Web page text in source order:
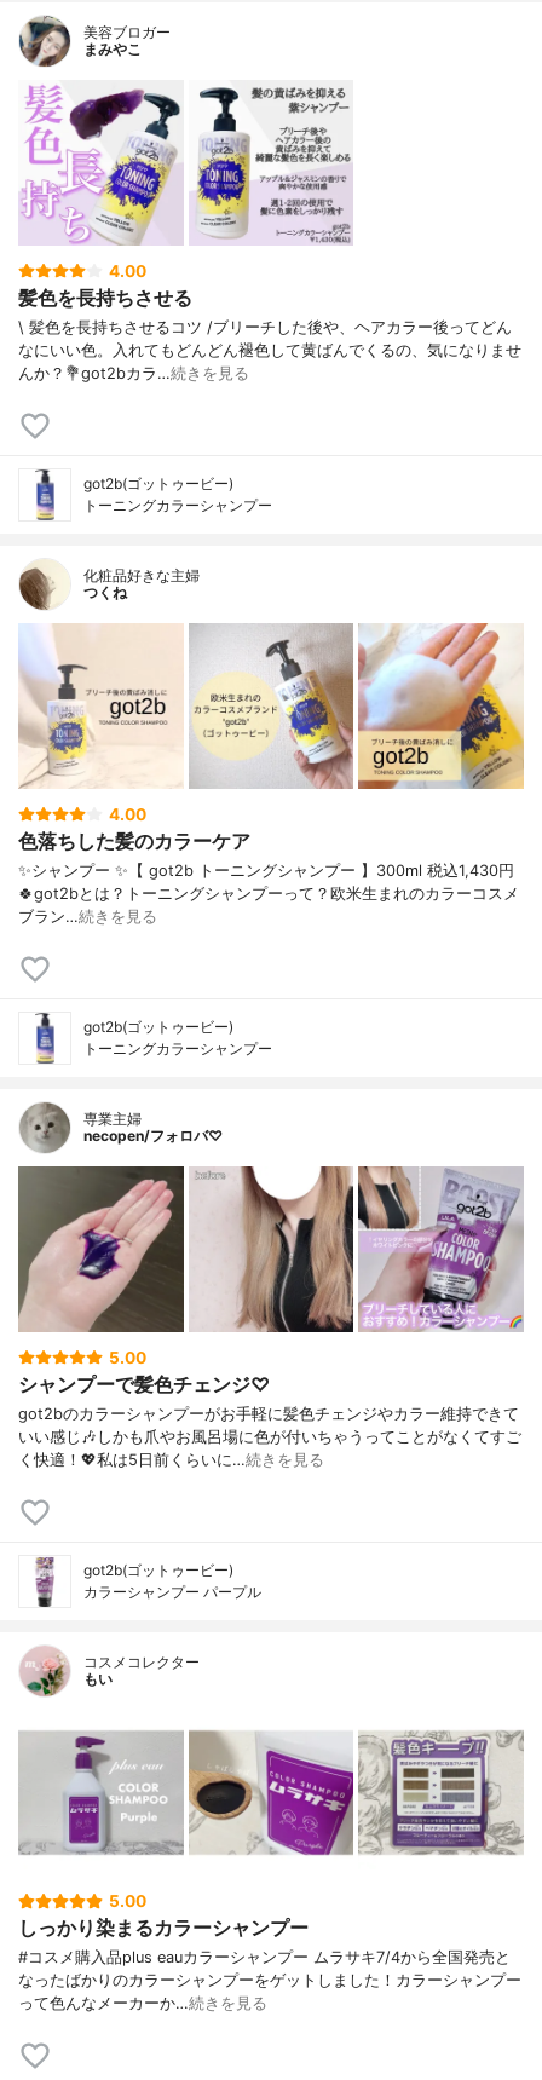
美容ブロガー
まみやこ
4.00
髪色を長持ちさせる
\ 髪色を長持ちさせるコツ /⁡ブリーチした後や、ヘアカラー後ってどん
なにいい色。入れてもどんどん褪色して黄ばんでくるの、気になりませ
んか？⁡⁡💐got2bカラ…続きを見る
got2b(ゴットゥービー)
トーニングカラーシャンプー
化粧品好きな主婦
つくね
4.00
色落ちした髪のカラーケア
✨シャンプー ✨【 got2b トーニングシャンプー 】300ml 税込1,430円
🍀got2bとは？トーニングシャンプーって？欧米生まれのカラーコスメ
ブラン…続きを見る
got2b(ゴットゥービー)
トーニングカラーシャンプー
専業主婦
necopen/フォロバ♡
5.00
シャンプーで髪色チェンジ♡
got2bのカラーシャンプーがお手軽に髪色チェンジやカラー維持できて
いい感じ🎶しかも爪やお風呂場に色が付いちゃうってことがなくてすご
く快適！💖私は5日前くらいに…続きを見る
got2b(ゴットゥービー)
カラーシャンプー パープル
コスメコレクター
もい
5.00
しっかり染まるカラーシャンプー
#コスメ購入品plus eauカラーシャンプー ムラサキ7/4から全国発売と
なったばかりのカラーシャンプーをゲットしました！カラーシャンプー
って色んなメーカーか…続きを見る